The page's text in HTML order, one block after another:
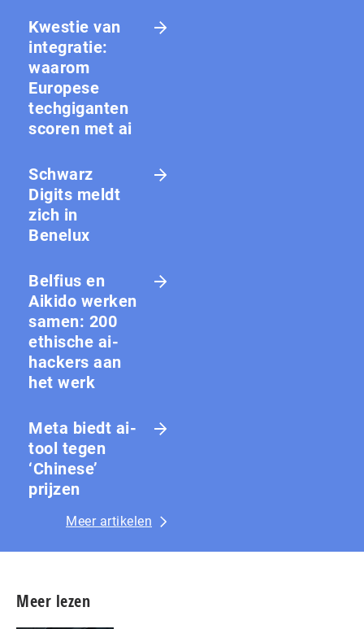
Kwestie van
integratie:
waarom
Europese
techgiganten
scoren met ai
Schwarz
Digits meldt
zich in
Benelux
Belfius en
Aikido werken
samen: 200
ethische ai-
hackers aan
het werk
Meta biedt ai-
tool tegen
‘Chinese’
prijzen
Meer artikelen
Meer lezen